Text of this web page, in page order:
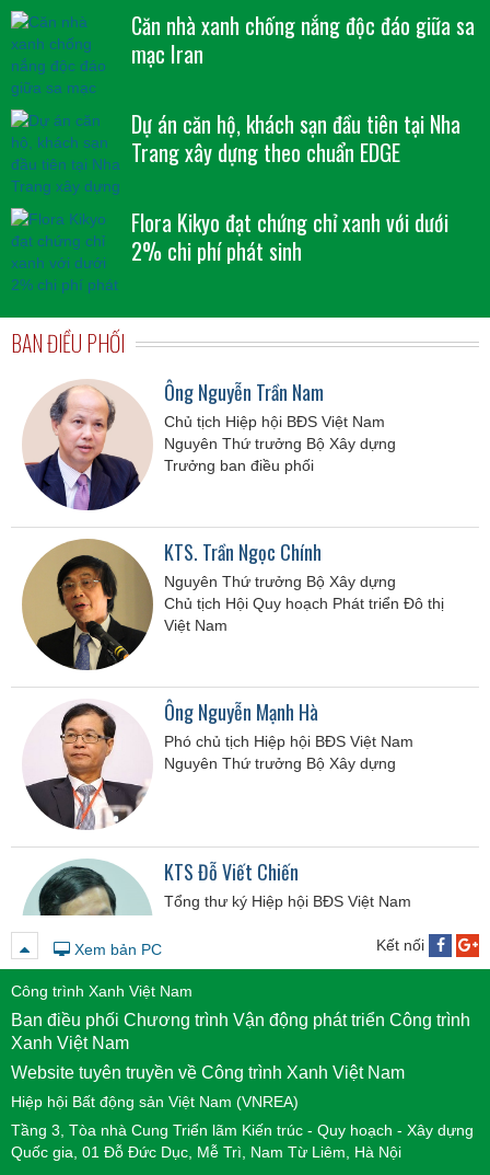
Căn nhà xanh chống nắng độc đáo giữa sa
mạc Iran
Dự án căn hộ, khách sạn đầu tiên tại Nha
Trang xây dựng theo chuẩn EDGE
Flora Kikyo đạt chứng chỉ xanh với dưới
2% chi phí phát sinh
BAN ĐIỀU PHỐI
Ông Nguyễn Trần Nam
Chủ tịch Hiệp hội BĐS Việt Nam
Nguyên Thứ trưởng Bộ Xây dựng
Trưởng ban điều phối
KTS. Trần Ngọc Chính
Nguyên Thứ trưởng Bộ Xây dựng
Chủ tịch Hội Quy hoạch Phát triển Đô thị
Việt Nam
Ông Nguyễn Mạnh Hà
Phó chủ tịch Hiệp hội BĐS Việt Nam
Nguyên Thứ trưởng Bộ Xây dựng
KTS Đỗ Viết Chiến
Tổng thư ký Hiệp hội BĐS Việt Nam
Ông Nguyễn Tuấn Anh
Chủ tịch Công ty Quản lý quỹ Vietinbank
Xem bản PC Kết nối
Công trình Xanh Việt Nam
Ban điều phối Chương trình Vận động phát triển Công trình
Xanh Việt Nam
Website tuyên truyền về Công trình Xanh Việt Nam
Hiệp hội Bất động sản Việt Nam (VNREA)
Tầng 3, Tòa nhà Cung Triển lãm Kiến trúc - Quy hoạch - Xây dựng
Quốc gia, 01 Đỗ Đức Dục, Mễ Trì, Nam Từ Liêm, Hà Nội